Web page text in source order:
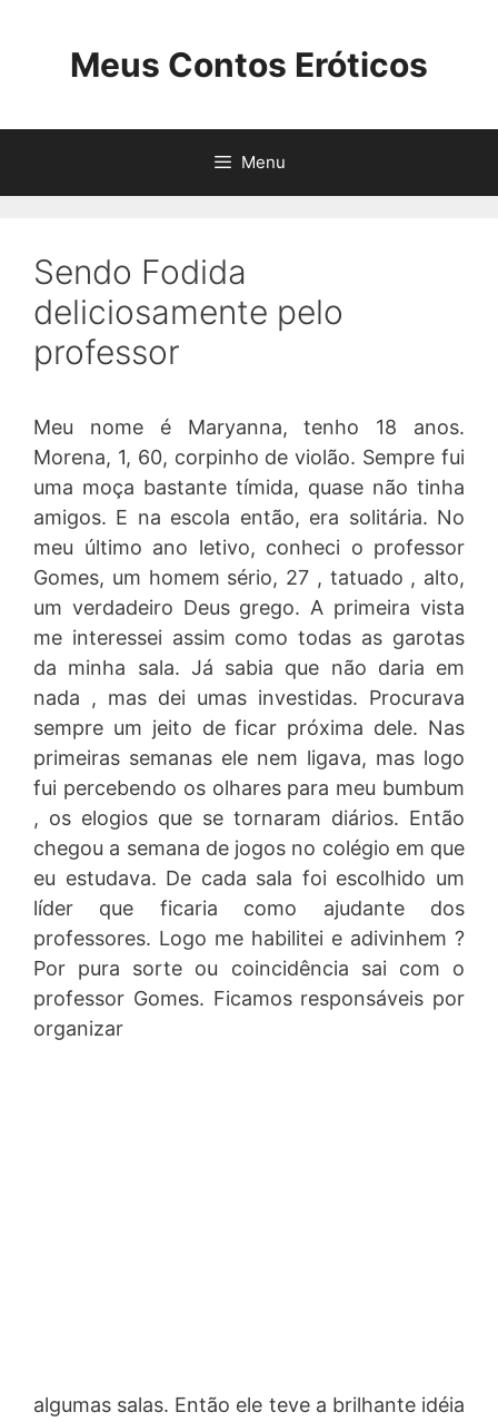
Meus Contos Eróticos
Menu
Sendo Fodida
deliciosamente pelo
professor
Meu nome é Maryanna, tenho 18 anos.
Morena, 1, 60, corpinho de violão. Sempre fui
uma moça bastante tímida, quase não tinha
amigos. E na escola então, era solitária. No
meu último ano letivo, conheci o professor
Gomes, um homem sério, 27 , tatuado , alto,
um verdadeiro Deus grego. A primeira vista
me interessei assim como todas as garotas
da minha sala. Já sabia que não daria em
nada , mas dei umas investidas. Procurava
sempre um jeito de ficar próxima dele. Nas
primeiras semanas ele nem ligava, mas logo
fui percebendo os olhares para meu bumbum
, os elogios que se tornaram diários. Então
chegou a semana de jogos no colégio em que
eu estudava. De cada sala foi escolhido um
líder que ficaria como ajudante dos
professores. Logo me habilitei e adivinhem ?
Por pura sorte ou coincidência sai com o
professor Gomes. Ficamos responsáveis por
organizar
algumas salas. Então ele teve a brilhante idéia